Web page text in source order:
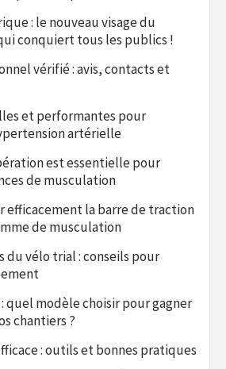
: le nouveau visage du
conquiert tous les publics !
vérifié : avis, contacts et
et performantes pour
artérielle
est essentielle pour
de musculation
efficacement la barre de traction
de musculation
du vélo trial : conseils pour
quel modèle choisir pour gagner
chantiers ?
: outils et bonnes pratiques